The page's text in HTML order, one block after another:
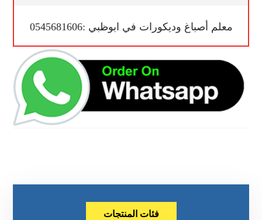
معلم أصباغ وديكورات في ابوظبي :0545681606
فئات المنتجات